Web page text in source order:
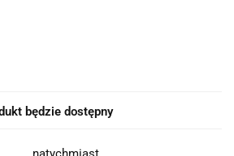
będzie dostępny